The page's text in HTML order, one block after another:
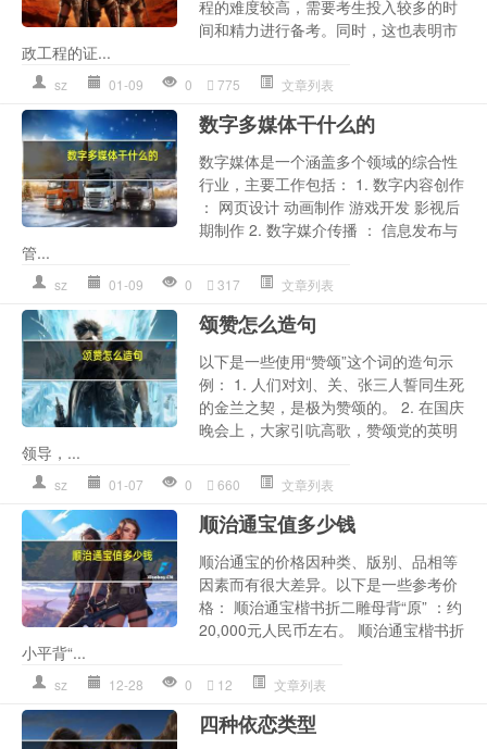
程的难度较高，需要考生投入较多的时
间和精力进行备考。同时，这也表明市
政工程的证...
sz 01-09 0 775 文章列表
数字多媒体干什么的
数字媒体是一个涵盖多个领域的综合性
行业，主要工作包括： 1. 数字内容创作
： 网页设计 动画制作 游戏开发 影视后
期制作 2. 数字媒介传播 ： 信息发布与
管...
sz 01-09 0 317 文章列表
颂赞怎么造句
以下是一些使用“赞颂”这个词的造句示
例： 1. 人们对刘、关、张三人誓同生死
的金兰之契，是极为赞颂的。 2. 在国庆
晚会上，大家引吭高歌，赞颂党的英明
领导，...
sz 01-07 0 660 文章列表
顺治通宝值多少钱
顺治通宝的价格因种类、版别、品相等
因素而有很大差异。以下是一些参考价
格： 顺治通宝楷书折二雕母背“原” ：约
20,000元人民币左右。 顺治通宝楷书折
小平背“...
sz 12-28 0 12 文章列表
四种依恋类型